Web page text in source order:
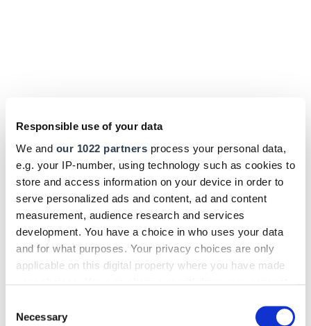
Responsible use of your data
We and our 1022 partners process your personal data,
e.g. your IP-number, using technology such as cookies to
store and access information on your device in order to
serve personalized ads and content, ad and content
measurement, audience research and services
development. You have a choice in who uses your data
and for what purposes. Your privacy choices are only
applicable on this digital property where you have made
the Privacy trigger icon.
Selection
Necessary
Die Handwerkskammern in Deutschland -HWK des Saarlandes
Meistervorbereitung Bäcker: Teil II
berufsbegleitend
In dieser Fortbildung erwerben die Teilnehmer umfassende
fachtheoretische Kenntnisse, die für die erfolgreiche Meisterprüfung
im Bäckerhandwerk erforderlich sind.